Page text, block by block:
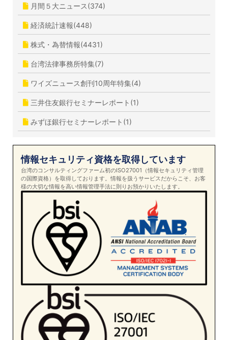
月間５大ニュース(374)
経済統計速報(448)
株式・為替情報(4431)
台湾法律事務所特集(7)
ワイズニュース創刊10周年特集(4)
三井住友銀行セミナーレポート(1)
みずほ銀行セミナーレポート(1)
情報セキュリティ資格を取得しています
台湾のコンサルティングファーム初のISO27001（情報セキュリティ管理
の国際資格）を取得しております。情報を扱うサービスだからこそ、お客
様の大切な情報を高い情報管理手法に則りお預かりいたします。